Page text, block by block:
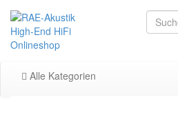
Alle Kategorien